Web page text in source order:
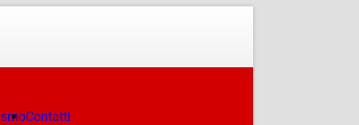
Contatti